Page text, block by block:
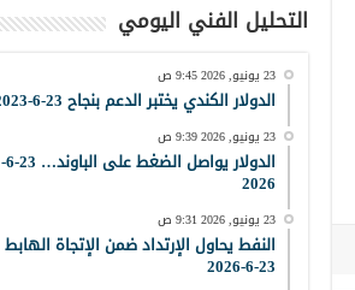
التحليل الفني اليومي
23 يونيو, 2026 9:45 ص
الدولار الكندي يختبر الدعم بنجاح 23-6-2023
23 يونيو, 2026 9:39 ص
الدولار يواصل الضغط على الباوند… 23-6-
2026
23 يونيو, 2026 9:31 ص
النفط يحاول الإرتداد ضمن الإتجاة الهابط
23-6-2026